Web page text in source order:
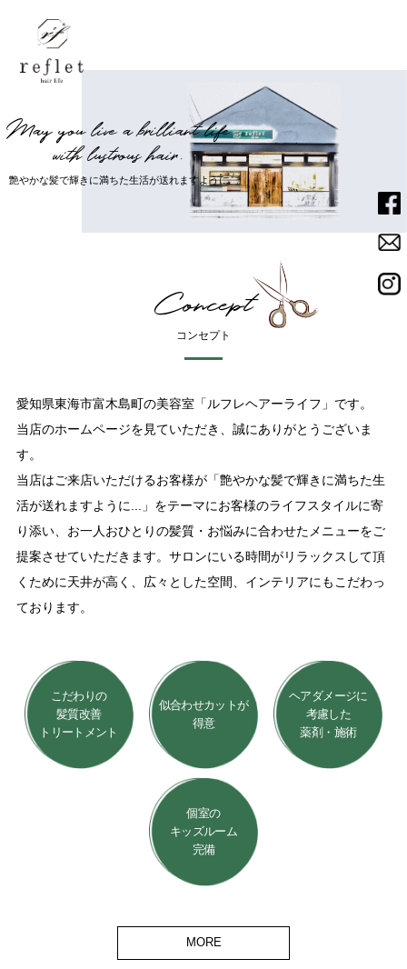
May you live a brilliant life
with lustrous hair
艶やかな髪で輝き に満ちた生活が送れますように
Home ホーム
Menu メニュー
Blog ブログ
Style スタイル
Movie 映像
商品
お客様の声
Product プロダクト
お問い合わせ
052-693-5788
Concept
コンセプト
愛知県東海市富木島町の美容室「ルフレヘアーライフ」です。
当店のホームページを見ていただき、誠にありがとうございま
す。
当店はご来店いただけるお客様が「艶やかな髪で輝きに満ちた生
活が送れますように...」をテーマにお客様のライフスタイルに寄
り添い、お一人おひとりの髪質・お悩みに合わせたメニューをご
提案させていただきます。サロンにいる時間がリラックスして頂
くために天井が高く、広々とした空間、インテリアにもこだわっ
ております。
こだわりの
髪質改善
トリートメント
似合わせカットが
得意
ヘアダメージに
考慮した
薬剤・施術
個室の
キッズルーム
完備
MORE